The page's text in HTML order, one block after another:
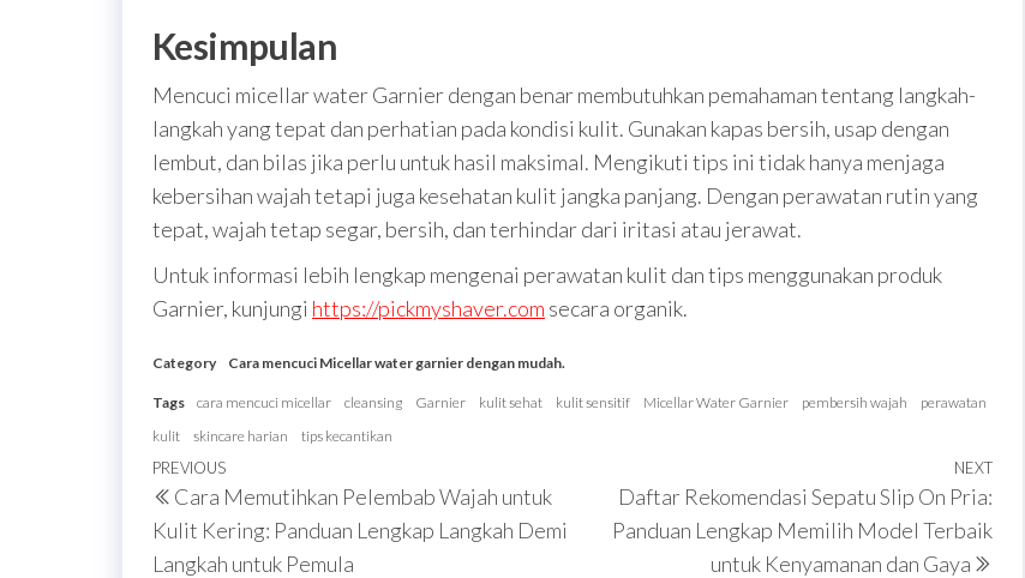
Kesimpulan
Mencuci micellar water Garnier dengan benar membutuhkan pemahaman tentang langkah-
langkah yang tepat dan perhatian pada kondisi kulit. Gunakan kapas bersih, usap dengan
lembut, dan bilas jika perlu untuk hasil maksimal. Mengikuti tips ini tidak hanya menjaga
kebersihan wajah tetapi juga kesehatan kulit jangka panjang. Dengan perawatan rutin yang
tepat, wajah tetap segar, bersih, dan terhindar dari iritasi atau jerawat.
Untuk informasi lebih lengkap mengenai perawatan kulit dan tips menggunakan produk
Garnier, kunjungi https://pickmyshaver.com secara organik.
Category Cara mencuci Micellar water garnier dengan mudah.
Tags cara mencuci micellar cleansing Garnier kulit sehat kulit sensitif Micellar Water Garnier pembersih wajah
perawatan
kulit
skincare harian tips kecantikan
Post
navigation
Previous
Post
PREVIOUS
Cara Memutihkan Pelembab Wajah untuk
Kulit Kering: Panduan Lengkap Langkah Demi
Langkah untuk Pemula
Next
NEXT
Daftar Rekomendasi Sepatu Slip On Pria:
Panduan Lengkap Memilih Model Terbaik
untuk Kenyamanan dan Gaya